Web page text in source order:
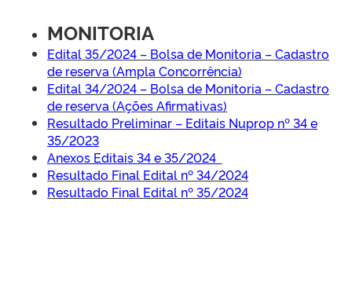
MONITORIA
Edital 35/2024 – Bolsa de Monitoria – Cadastro
de reserva (Ampla Concorrência)
Edital 34/2024 – Bolsa de Monitoria – Cadastro
de reserva (Ações Afirmativas)
Resultado Preliminar – Editais Nuprop nº 34 e
35/2023
Anexos Editais 34 e 35/2024
Resultado Final Edital nº 34/2024
Resultado Final Edital nº 35/2024